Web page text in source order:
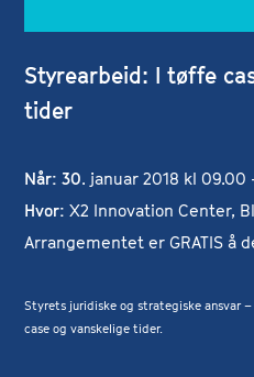
Styrearbeid: I tøffe
tider
Når: 30. januar 2018 kl 09.00
Hvor: X2 Innovation Center,
Arrangementet er GRATIS å
Styrets juridiske og strategiske ansvar
case og vanskelige tider.